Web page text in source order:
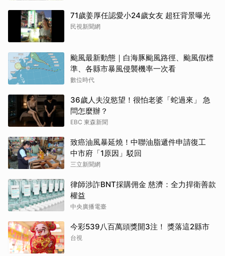
71歲姜厚任認愛小24歲女友 超狂背景曝光
民視新聞網
颱風最新動態｜白海豚颱風路徑、颱風假標
準、各縣市暴風侵襲機率一次看
數位時代
36歲人夫沒慾望！很怕老婆「蛇過來」 急
問怎麼辦？
EBC 東森新聞
致癌油風暴延燒！中聯油脂遞件申請復工
中市府「1原因」駁回
三立新聞網
律師涉詐BNT採購佣金 慈濟：全力捍衛善款
權益
中央廣播電臺
今彩539八百萬頭獎開3注！ 獎落這2縣市
台視